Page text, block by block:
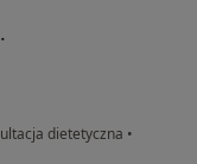
dietetyczna •